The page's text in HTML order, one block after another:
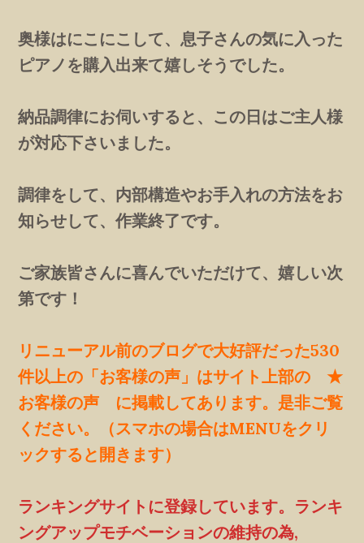
奥様はにこにこして、息子さんの気に入った
ピアノを購入出来て嬉しそうでした。
納品調律にお伺いすると、この日はご主人様
が対応下さいました。
調律をして、内部構造やお手入れの方法をお
知らせして、作業終了です。
ご家族皆さんに喜んでいただけて、嬉しい次
第です！
リニューアル前のブログで大好評だった530
件以上の「お客様の声」はサイト上部の ★
お客様の声 に掲載してあります。是非ご覧
ください。（スマホの場合はMENUをクリ
ックすると開きます）
ランキングサイトに登録しています。ランキ
ングアップモチベーションの維持の為,